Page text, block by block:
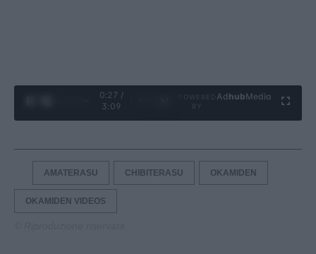
0:28 /
3:09
Ad hubMedia
AMATERASU CHIBITERASU OKAMIDEN
OKAMIDEN VIDEOS